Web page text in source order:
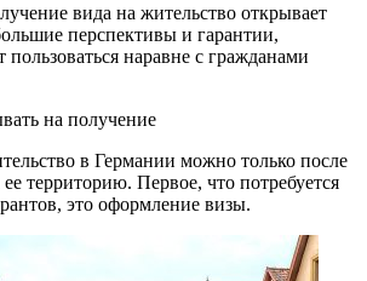
вида на жительство открывает
перспективы и гарантии,
наравне с гражданами
на получение
в Германии можно только после
ее территорию. Первое, что потребуется
это оформление визы.